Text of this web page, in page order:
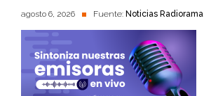
agosto 6, 2026 Fuente: Noticias Radiorama